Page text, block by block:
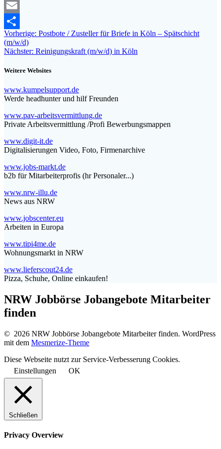
Mastodon
Email
Teilen
Beitragsnavigation
Vorherige: Vorheriger
Postbote / Zusteller für Briefe in Köln – Spätschicht
(m/w/d)
Nächster: Nächster
Reinigungskraft (m/w/d) in Köln
Weitere Websites
www.kumpelsupport.de
Werde headhunter und hilf Freunden
www.pav-arbeitsvermittlung.de
Private Arbeitsvermittlung /Profi Bewerbungsmappen
www.digit-it.de
Digitalisierungen Video, Foto, Firmenarchive
www.jobs-markt.de
b2b für Mitarbeiterprofis (hr Personaler...)
www.nrw-illu.de
News aus NRW
www.jobscenter.eu
Arbeiten in Europa
www.tipi4me.de
Wohnungsmarkt in NRW
www.lieferscout24.de
Pizza, Schuhe, Online einkaufen!
NRW Jobbörse Jobangebote Mitarbeiter
finden
© 2026 NRW Jobbörse Jobangebote Mitarbeiter finden. WordPress
mit dem Mesmerize-Theme
Diese Webseite nutzt zur Service-Verbesserung Cookies.
Einstellungen
OK
Schließen
Privacy Overview